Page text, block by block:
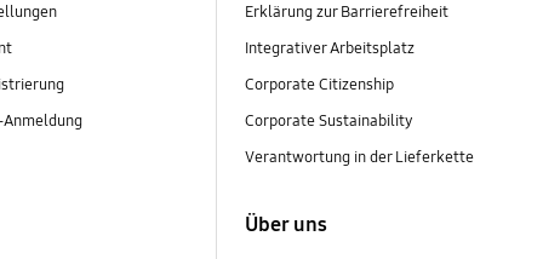
Erklärung zur Barrierefreiheit
Integrativer Arbeitsplatz
Corporate Citizenship
Corporate Sustainability
Verantwortung in der Lieferkette
Über uns